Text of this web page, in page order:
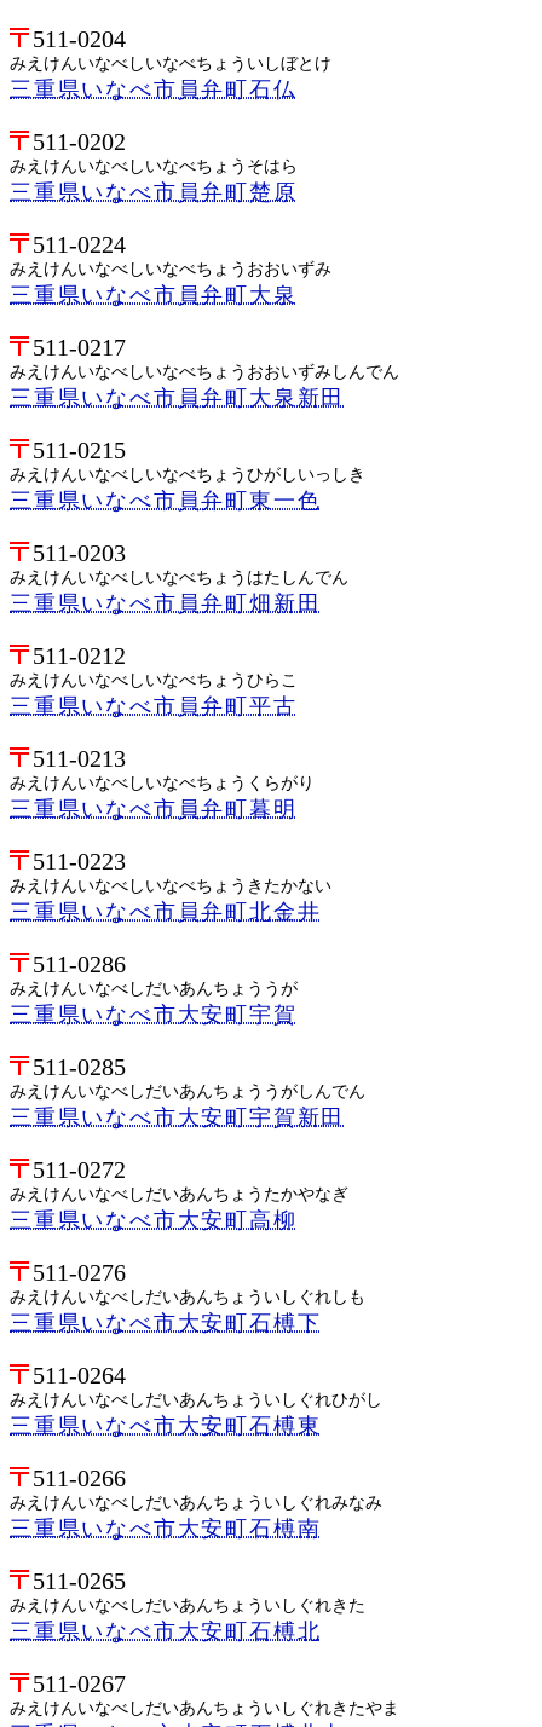
511-0204
みえけんいなべしいなべちょういしぼとけ
三重県いなべ市員弁町石仏
511-0202
みえけんいなべしいなべちょうそはら
三重県いなべ市員弁町楚原
511-0224
みえけんいなべしいなべちょうおおいずみ
三重県いなべ市員弁町大泉
511-0217
みえけんいなべしいなべちょうおおいずみしんでん
三重県いなべ市員弁町大泉新田
511-0215
みえけんいなべしいなべちょうひがしいっしき
三重県いなべ市員弁町東一色
511-0203
みえけんいなべしいなべちょうはたしんでん
三重県いなべ市員弁町畑新田
511-0212
みえけんいなべしいなべちょうひらこ
三重県いなべ市員弁町平古
511-0213
みえけんいなべしいなべちょうくらがり
三重県いなべ市員弁町暮明
511-0223
みえけんいなべしいなべちょうきたかない
三重県いなべ市員弁町北金井
511-0286
みえけんいなべしだいあんちょううが
三重県いなべ市大安町宇賀
511-0285
みえけんいなべしだいあんちょううがしんでん
三重県いなべ市大安町宇賀新田
511-0272
みえけんいなべしだいあんちょうたかやなぎ
三重県いなべ市大安町高柳
511-0276
みえけんいなべしだいあんちょういしぐれしも
三重県いなべ市大安町石榑下
511-0264
みえけんいなべしだいあんちょういしぐれひがし
三重県いなべ市大安町石榑東
511-0266
みえけんいなべしだいあんちょういしぐれみなみ
三重県いなべ市大安町石榑南
511-0265
みえけんいなべしだいあんちょういしぐれきた
三重県いなべ市大安町石榑北
511-0267
みえけんいなべしだいあんちょういしぐれきたやま